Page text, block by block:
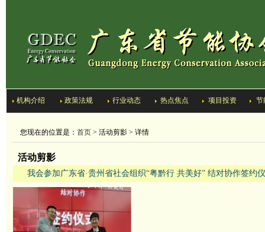
机构介绍 政策法规 行业动态 热点焦点 项目投资 节
您现在的位置是： 首页> 活动剪影 > 详情
活动剪影
我会参加广东省·贵州省社会组织“粤黔行 共美好” 结对协作签约